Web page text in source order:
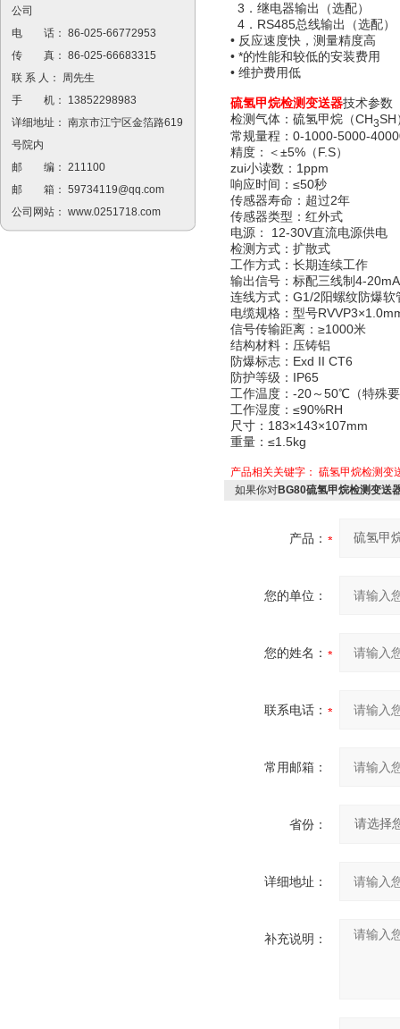
公司
电 话： 86-025-66772953
传 真： 86-025-66683315
联 系 人： 周先生
手 机： 13852298983
详细地址： 南京市江宁区金箔路619
号院内
邮 编： 211100
邮 箱： 59734119@qq.com
公司网站： www.0251718.com
3．继电器输出（选配）
4．RS485总线输出（选配）
• 反应速度快，测量精度高
• *的性能和较低的安装费用
• 维护费用低
硫氢甲烷检测变送器技术参数
检测气体：硫氢甲烷（CH3SH
常规量程：0-1000-5000-
精度：＜±5%（F.S）
zui小读数：1ppm
响应时间：≤50秒
传感器寿命：超过2年
传感器类型：红外式
电源： 12-30V直流电源供电
检测方式：扩散式
工作方式：长期连续工作
输出信号：标配三线制4-
连线方式：G1/2阳螺纹防爆软
电缆规格：型号
信号传输距离：≥1000米
结构材料：压铸铝
防爆标志：Exd II CT6
防护等级：IP65
工作温度：-20～50℃（特殊
工作湿度：≤90%RH
尺寸：183×143×107mm
重量：≤1.5kg
产品相关关键字： 硫氢甲烷检测变
如果你对BG80硫氢甲烷检测变送
产品：
您的单位：
您的姓名：
联系电话：
常用邮箱：
省份：
详细地址：
补充说明：